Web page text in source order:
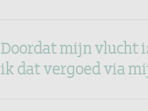
Doordat mijn vlucht
ik dat vergoed via